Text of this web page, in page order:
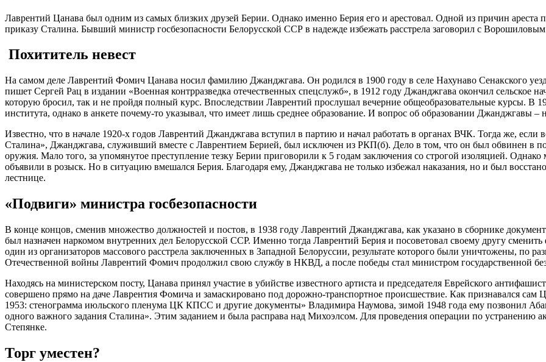
Лаврентий Цанава был одним из самых близких друзей Берии. Однако именно Берия его и арестовал. Одной из причин
приказу Сталина. Бывший министр госбезопасности Белорусской ССР в надежде избежать расстрела заговорил с
Похититель невест
На самом деле Лаврентий Фомич Цанава носил фамилию Джанджгава. Он родился в 1900 году в селе Нахунаво Сенакского
пишет Сергей Рац в издании «Военная контрразведка отечественных спецслужб», в 1912 году Джанджгава окончил сельское
которую бросил, так и не пройдя полный курс. Впоследствии Лаврентий прослушал вечерние общеобразовательные курсы. В
института, однако в анкете почему-то указывал, что имеет лишь среднее образование. И вопрос об образовании Джанджгавы
Известно, что в начале 1920-х годов Лаврентий Джанджгава вступил в партию и начал работать в органах ВЧК. Тогда же,
Сталина», Джанджгава, служивший вместе с Лаврентием Берией, был исключен из РКП(б). Дело в том, что он был обвинен в
оружия. Мало того, за упомянутое преступление тезку Берии приговорили к 5 годам заключения со строгой изоляцией. Однако
объявили в розыск. Но в ситуацию вмешался Берия. Благодаря ему, Джанджгава не только избежал наказания, но и был
лестнице.
«Подвиги» министра госбезопасности
В конце концов, сменив множество должностей и постов, в 1938 году Лаврентий Джанджгава, как указано в сборнике
был назначен наркомом внутренних дел Белорусской ССР. Именно тогда Лаврентий Берия и посоветовал своему другу
один из организаторов массового расстрела заключенных в Западной Белоруссии, результате которого были уничтожены, по
Отечественной войны Лаврентий Фомич продолжил свою службу в НКВД, а после победы стал министром государственной
Находясь на министерском посту, Цанава принял участие в убийстве известного артиста и председателя Еврейского
совершено прямо на даче Лаврентия Фомича и замаскировано под дорожно-транспортное происшествие. Как признавался сам
1953: стенограмма июльского пленума ЦК КПСС и другие документы» Владимира Наумова, зимой 1948 года ему позвонил
одного важного задания Сталина». Этим заданием и была расправа над Михоэлсом. Для проведения операции по устранению
Степянке.
Торг уместен?